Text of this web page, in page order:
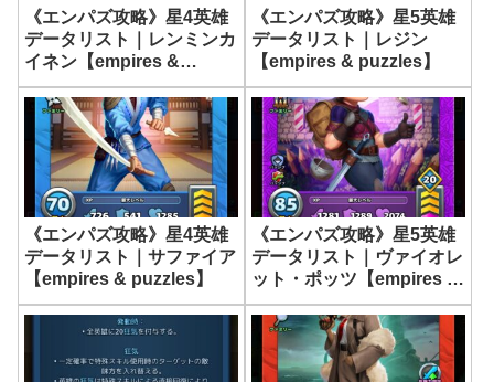
《エンパズ攻略》星4英雄
データリスト｜レンミンカ
イネン【empires &
puzzles】
《エンパズ攻略》星5英雄
データリスト｜レジン
【empires & puzzles】
《エンパズ攻略》星4英雄
データリスト｜サファイア
【empires & puzzles】
《エンパズ攻略》星5英雄
データリスト｜ヴァイオレ
ット・ポッツ【empires &
puzzles】